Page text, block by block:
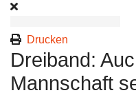
Drucken
Dreiband:
Mannschaft